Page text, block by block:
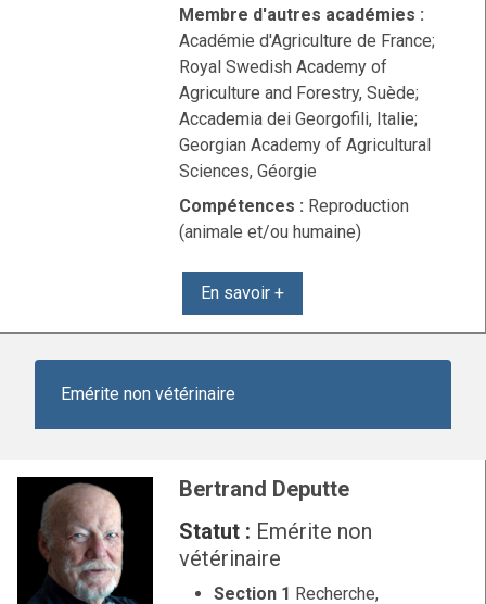
Membre d'autres académies :
Académie d'Agriculture de France;
Royal Swedish Academy of
Agriculture and Forestry, Suède;
Accademia dei Georgofili, Italie;
Georgian Academy of Agricultural
Sciences, Géorgie
Compétences :
(animale et/ou humaine)
En savoir +
Emérite non vétérinaire
Bertrand Deputte
Statut : Emérite non
vétérinaire
Section 1 Recherche,